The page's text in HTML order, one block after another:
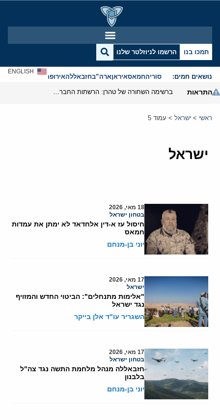
תמכו בנו הרשמו לניוזלטר שלנו
נושאים חמים: סוריהחמאסאיראןארה”בחזבאללהאירופהאנטישמיות
ENGLISH
התראות
ראשי > ישראל > עמוד 5
ישראל
18 מאי, 2026
בטחון ישראל
חיסול עז א-דין אלחדאד לא ימתן את עמדות
חמאס
יוני בן-מנחם
17 מאי, 2026
ישראל
"אלימות מתנחלים": הביטוי החדש והמזויף
נגד ישראל
השגריר עו"ד אלן בייקר
17 מאי, 2026
בטחון ישראל
חזבאללה מנהל מלחמת התשה נגד צה"ל
בלבנון
יוני בן-מנחם